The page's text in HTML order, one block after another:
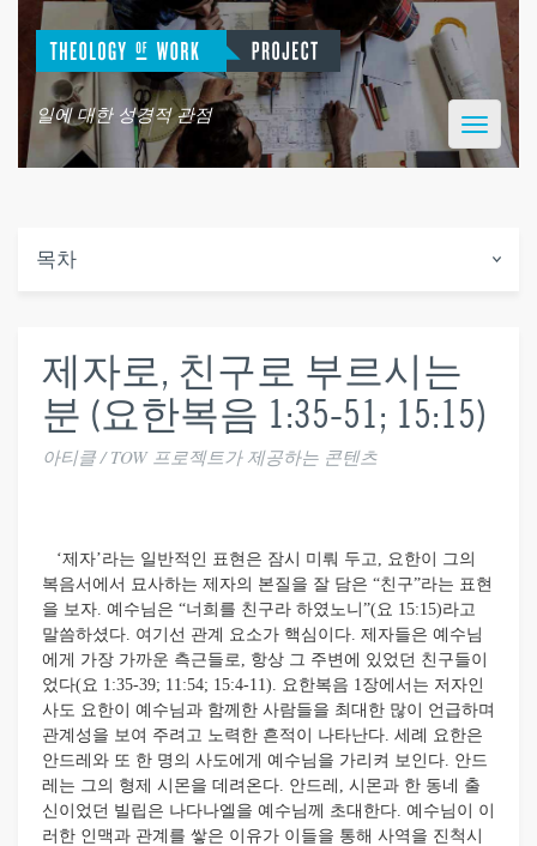
일에 대한 성경적 관점
Toggle
목차
제자로, 친구로 부르시는
분 (요한복음 1:35-51; 15:15)
아티클 / TOW 프로젝트가 제공하는 콘텐츠
‘제자’라는 일반적인 표현은 잠시 미뤄 두고, 요한이 그의
복음서에서 묘사하는 제자의 본질을 잘 담은 “친구”라는 표현
을 보자. 예수님은 “너희를 친구라 하였노니”(요 15:15)라고
말씀하셨다. 여기선 관계 요소가 핵심이다. 제자들은 예수님
에게 가장 가까운 측근들로, 항상 그 주변에 있었던 친구들이
었다(요 1:35-39; 11:54; 15:4-11). 요한복음 1장에서는 저자인
사도 요한이 예수님과 함께한 사람들을 최대한 많이 언급하며
관계성을 보여 주려고 노력한 흔적이 나타난다. 세례 요한은
안드레와 또 한 명의 사도에게 예수님을 가리켜 보인다. 안드
레는 그의 형제 시몬을 데려온다. 안드레, 시몬과 한 동네 출
신이었던 빌립은 나다나엘을 예수님께 초대한다. 예수님이 이
러한 인맥과 관계를 쌓은 이유가 이들을 통해 사역을 진척시